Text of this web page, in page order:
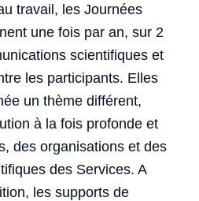
travail, les Journées
une fois par an, sur 2
scientifiques et
les participants. Elles
un thème différent,
à la fois profonde et
des organisations et des
des Services. A
les supports de